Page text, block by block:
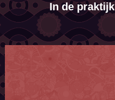
In de praktijk